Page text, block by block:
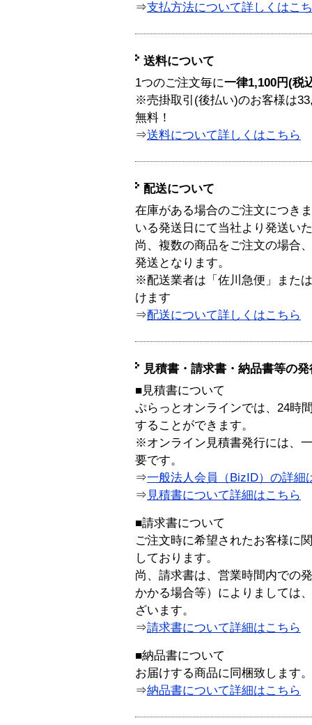
⇒支払方法について詳しくはこ
送料について
1つのご注文毎に一律1,100円(税
※売掛取引(後払い)のお客様は
無料！
⇒送料について詳しくはこちら
配送について
在庫がある場合のご注文につき
いる発送日にて当社より発送い
尚、複数の商品をご注文の場合
発送となります。
※配送業者は「佐川急便」また
けます
⇒配送について詳しくはこちら
見積書・請求書・納品書等の
■見積書について
ぷらっとオンラインでは、24時
することができます。
※オンライン見積書発行には、
要です。
⇒一般法人会員（BizID）の詳細
⇒ 見積書について詳細はこちら
■請求書について
ご注文時に希望されたお客様に
しております。
尚、請求書は、営業時間内での
かかる場合等）によりましては
ざいます。
⇒請求書について詳細はこちら
■納品書について
お届けする商品に同梱致します。
⇒納品書について詳細はこちら